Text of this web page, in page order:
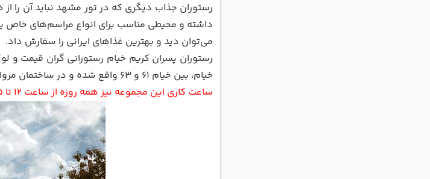
رستوران جذاب دیگری که در تور مشهد نباید آن را
داشته و محیطی مناسب برای انواع مراسم‌های خاص
می‌توان دید و بهترین غذاهای ایرانی را سفارش داد.
رستوران پسران کریم خیام رستورانی گران قیمت و
خیام، بین خیام 61 و 63 واقع شده و در ساختمان مروارید قرار دارد.
ساعت کاری این مجموعه نیز همه روزه از ساعت 12 تا 15 ظهر و 20 تا 22 شب است.